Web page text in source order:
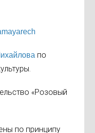
по
«Розовый
по принципу